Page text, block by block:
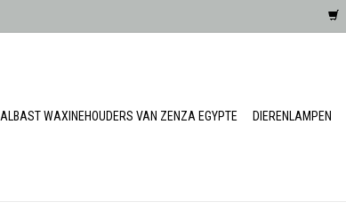
ALBAST WAXINEHOUDERS VAN ZENZA EGYPTE DIERENLAMPEN